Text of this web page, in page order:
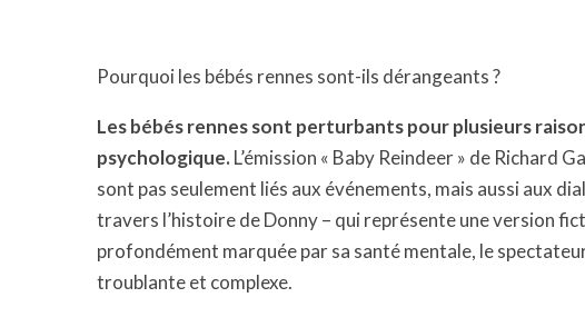
Pourquoi les bébés rennes sont-ils dérangeants ?
Les bébés rennes sont perturbants pour plusieurs
psychologique.L’émission « Baby Reindeer » de Richard
sont pas seulement liés aux événements, mais aussi aux
travers l’histoire de Donny – qui représente une version
profondément marquée par sa santé mentale, le
troublante et complexe.